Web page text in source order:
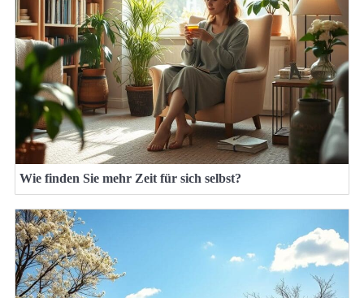
Wie finden Sie mehr Zeit für sich selbst?